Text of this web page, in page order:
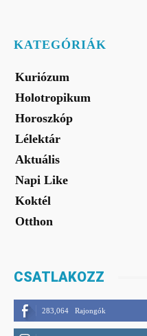
KATEGÓRIÁK
Kuriózum
Holotropikum
Horoszkóp
Lélektár
Aktuális
Napi Like
Koktél
Otthon
CSATLAKOZZ
283,064 Rajongók